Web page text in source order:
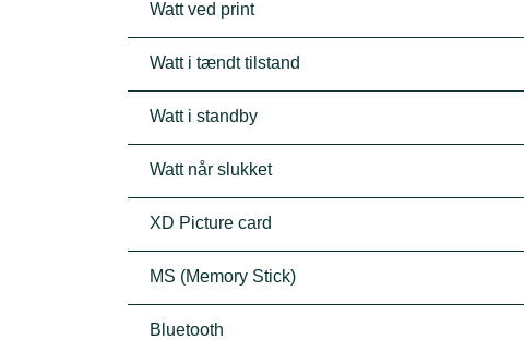
Watt ved print
Watt i tændt tilstand
Watt i standby
Watt når slukket
XD Picture card
MS (Memory Stick)
Bluetooth